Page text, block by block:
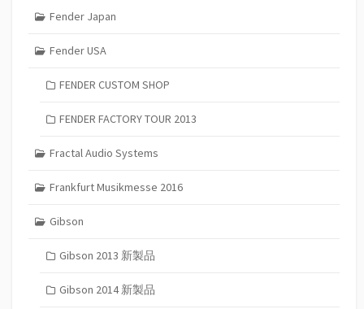
Fender Japan
Fender USA
FENDER CUSTOM SHOP
FENDER FACTORY TOUR 2013
Fractal Audio Systems
Frankfurt Musikmesse 2016
Gibson
Gibson 2013 新製品
Gibson 2014 新製品